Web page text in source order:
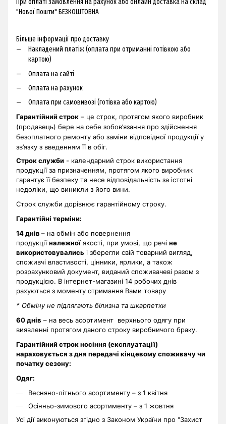
При оплаті замовлення на рахунок або онлайн доставка на склад
"Нової Пошти" БЕЗКОШТОВНА
Більше інформації про доставку
Накладений платіж (оплата при отриманні готівкою або
картою)
Оплата на сайті
Оплата на рахунок
Оплата при самовивозі (готівка або картою)
Гарантійний строк – це строк, протягом якого виробник
(продавець) бере на себе зобов’язання про здійснення
безоплатного ремонту або заміни відповідної продукції у
зв’язку з введенням її в обіг.
Строк служби - календарний строк використання
продукції за призначенням, протягом якого виробник
гарантує її безпеку та несе відповідальність за істотні
недоліки, що виникли з його вини.
Строк служби дорівнює гарантійному строку.
Гарантійні терміни:
14 днів – на обмін або повернення
продукціїналежної якості, при умові, що речі не
використовувались і зберегли свій товарний вигляд,
споживчі властивості, цінники, ярлики, а також
розрахунковий документ, виданий споживачеві разом з
продукцією. В інтернет-магазині 14 робочих днів
рахуються з моменту отримання Вами товару
* Обміну не підлягають білизна та шкарпетки
60 днів – на весь асортимент верхнього одягу при
виявленні протягом даного строку виробничого браку.
Гарантійний строк носіння (експлуатації)
нараховується з дня передачі кінцевому споживачу чи
початку сезону:
Одяг:
Весняно-літнього асортименту – з 1 квітня
Осінньо-зимового асортименту – з 1 жовтня
Усі дії виконуються згідно з Законом України про "Захист